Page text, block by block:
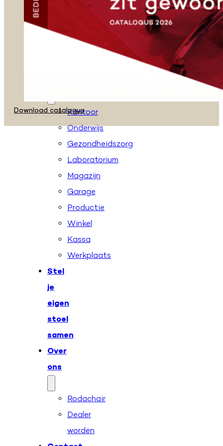
Loketstoelen
Kantoor
Onderwijs
Gezondheidszorg
Laboratorium
Magazijn
Garage
Productie
Winkel
Kassa
Werkplaats
Stel
je
eigen
stoel
samen
Over
ons
Rodachair
Dealer
worden
Download catalogus